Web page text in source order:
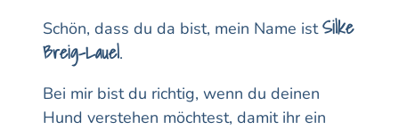
Schön, dass du da bist, mein Name istSilke
Breig-Lauel.
Bei mir bist du richtig, wenn du deinen
Hund verstehen möchtest, damit ihr ein